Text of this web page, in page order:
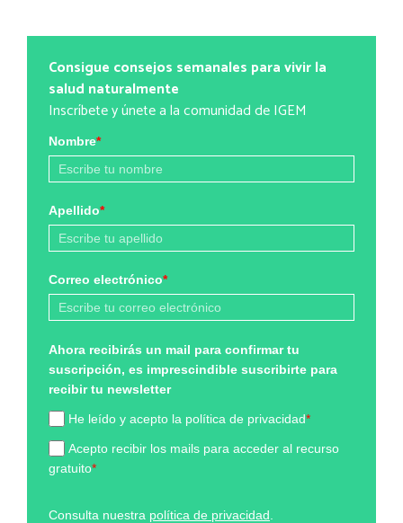
Consigue consejos semanales para vivir la
salud naturalmente
Inscríbete y únete a la comunidad de IGEM
Nombre*
Apellido*
Correo electrónico*
Ahora recibirás un mail para confirmar tu
suscripción, es imprescindible suscribirte para
recibir tu newsletter
He leído y acepto la política de privacidad*
Acepto recibir los mails para acceder al recurso
gratuito*
Consulta nuestra política de privacidad